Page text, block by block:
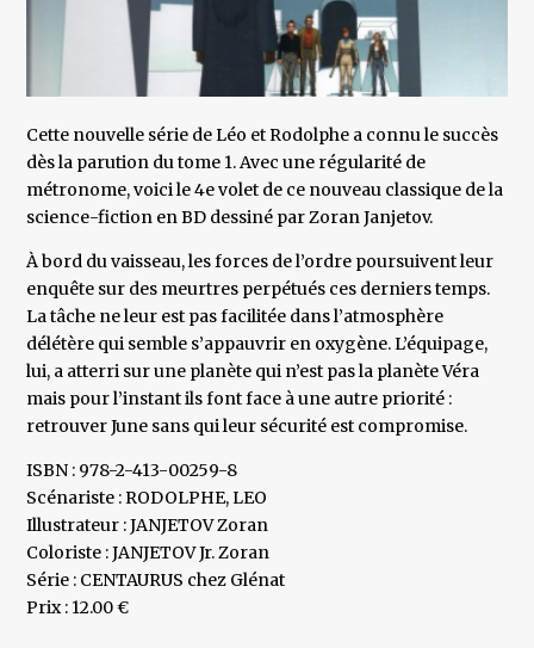
Cette nouvelle série de Léo et Rodolphe a connu le succès
dès la parution du tome 1. Avec une régularité de
métronome, voici le 4e volet de ce nouveau classique de la
science-fiction en BD dessiné par Zoran Janjetov.
À bord du vaisseau, les forces de l’ordre poursuivent leur
enquête sur des meurtres perpétués ces derniers temps.
La tâche ne leur est pas facilitée dans l’atmosphère
délétère qui semble s’appauvrir en oxygène. L’équipage,
lui, a atterri sur une planète qui n’est pas la planète Véra
mais pour l’instant ils font face à une autre priorité :
retrouver June sans qui leur sécurité est compromise.
ISBN : 978-2-413-00259-8
Scénariste : RODOLPHE, LEO
Illustrateur : JANJETOV Zoran
Coloriste : JANJETOV Jr. Zoran
Série : CENTAURUS chez Glénat
Prix : 12.00 €